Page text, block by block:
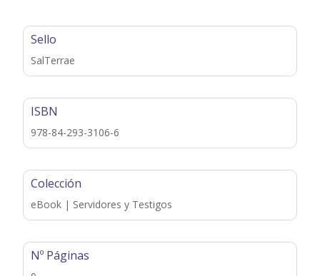
Sello
SalTerrae
ISBN
978-84-293-3106-6
Colección
eBook | Servidores y Testigos
Nº Páginas